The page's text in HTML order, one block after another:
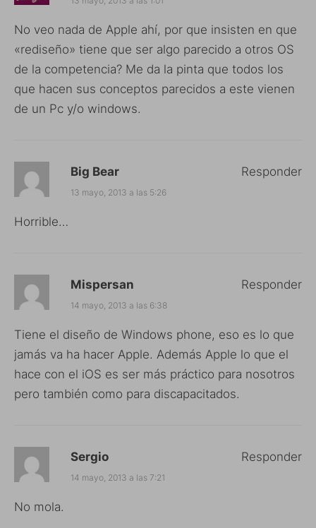
No veo nada de Apple ahí, por que insisten en que
«rediseño» tiene que ser algo parecido a otros OS
de la competencia? Me da la pinta que todos los
que hacen sus conceptos parecidos a este vienen
de un Pc y/o windows.
Big Bear
13 mayo, 2013 a las 5:26
Horrible…
Responder
Mispersan
14 mayo, 2013 a las 6:38
Tiene el diseño de Windows phone, eso es lo que
jamás va ha hacer Apple. Además Apple lo que el
hace con el iOS es ser más práctico para nosotros
pero también como para discapacitados.
Responder
Sergio
14 mayo, 2013 a las 7:21
No mola.
Responder